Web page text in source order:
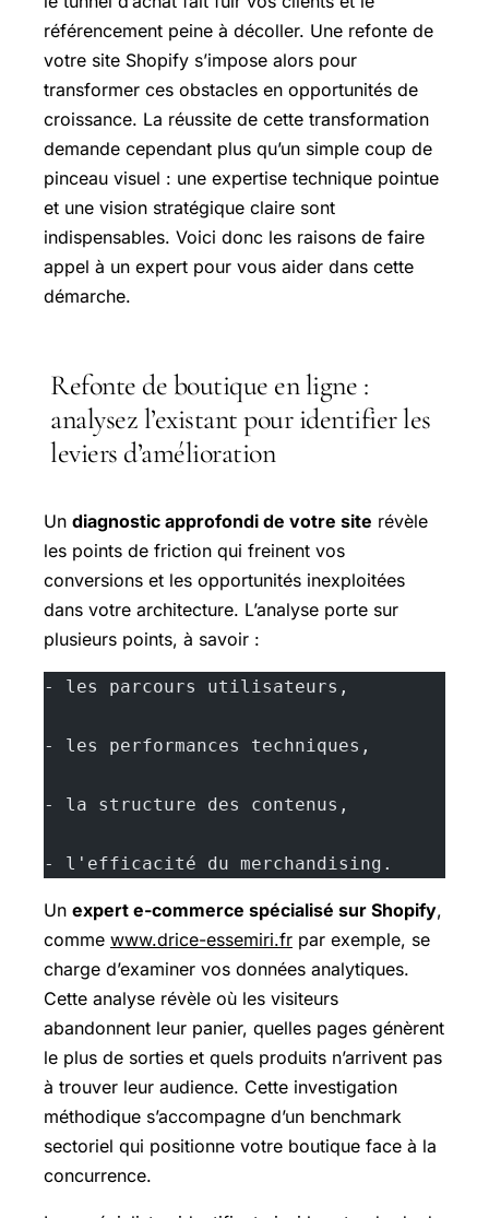
référencement peine à décoller. Une refonte de
votre site Shopify s’impose alors pour
transformer ces obstacles en opportunités de
croissance. La réussite de cette transformation
demande cependant plus qu’un simple coup de
pinceau visuel : une expertise technique pointue
et une vision stratégique claire sont
indispensables. Voici donc les raisons de faire
appel à un expert pour vous aider dans cette
démarche.
Refonte de boutique en ligne :
analysez l’existant pour identifier les
leviers d’amélioration
Un diagnostic approfondi de votre site révèle
les points de friction qui freinent vos
conversions et les opportunités inexploitées
dans votre architecture. L’analyse porte sur
plusieurs points, à savoir :
- les parcours utilisateurs,
- les performances techniques,
- la structure des contenus,
- l'efficacité du merchandising.
Un expert e-commerce spécialisé sur Shopify,
comme www.drice-essemiri.fr par exemple, se
charge d’examiner vos données analytiques.
Cette analyse révèle où les visiteurs
abandonnent leur panier, quelles pages génèrent
le plus de sorties et quels produits n’arrivent pas
à trouver leur audience. Cette investigation
méthodique s’accompagne d’un benchmark
sectoriel qui positionne votre boutique face à la
concurrence.